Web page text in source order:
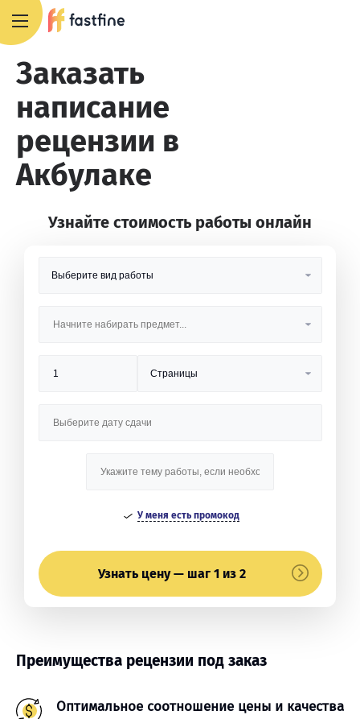
Заказать
написание
рецензии в
Акбулаке
Узнайте стоимость работы онлайн
У меня есть промокод
Узнать цену — шаг 1 из 2
Преимущества рецензии под заказ
Оптимальное соотношение цены и качества